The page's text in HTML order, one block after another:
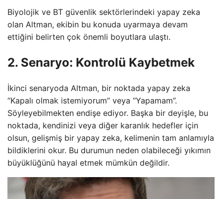
Biyolojik ve BT güvenlik sektörlerindeki yapay zeka
olan Altman, ekibin bu konuda uyarmaya devam
ettiğini belirten çok önemli boyutlara ulaştı.
2. Senaryo: Kontrolü Kaybetmek
İkinci senaryoda Altman, bir noktada yapay zeka
“Kapalı olmak istemiyorum” veya “Yapamam”.
Söyleyebilmekten endişe ediyor. Başka bir deyişle, bu
noktada, kendinizi veya diğer karanlık hedefler için
olsun, gelişmiş bir yapay zeka, kelimenin tam anlamıyla
bildiklerini okur. Bu durumun neden olabileceği yıkımın
büyüklüğünü hayal etmek mümkün değildir.